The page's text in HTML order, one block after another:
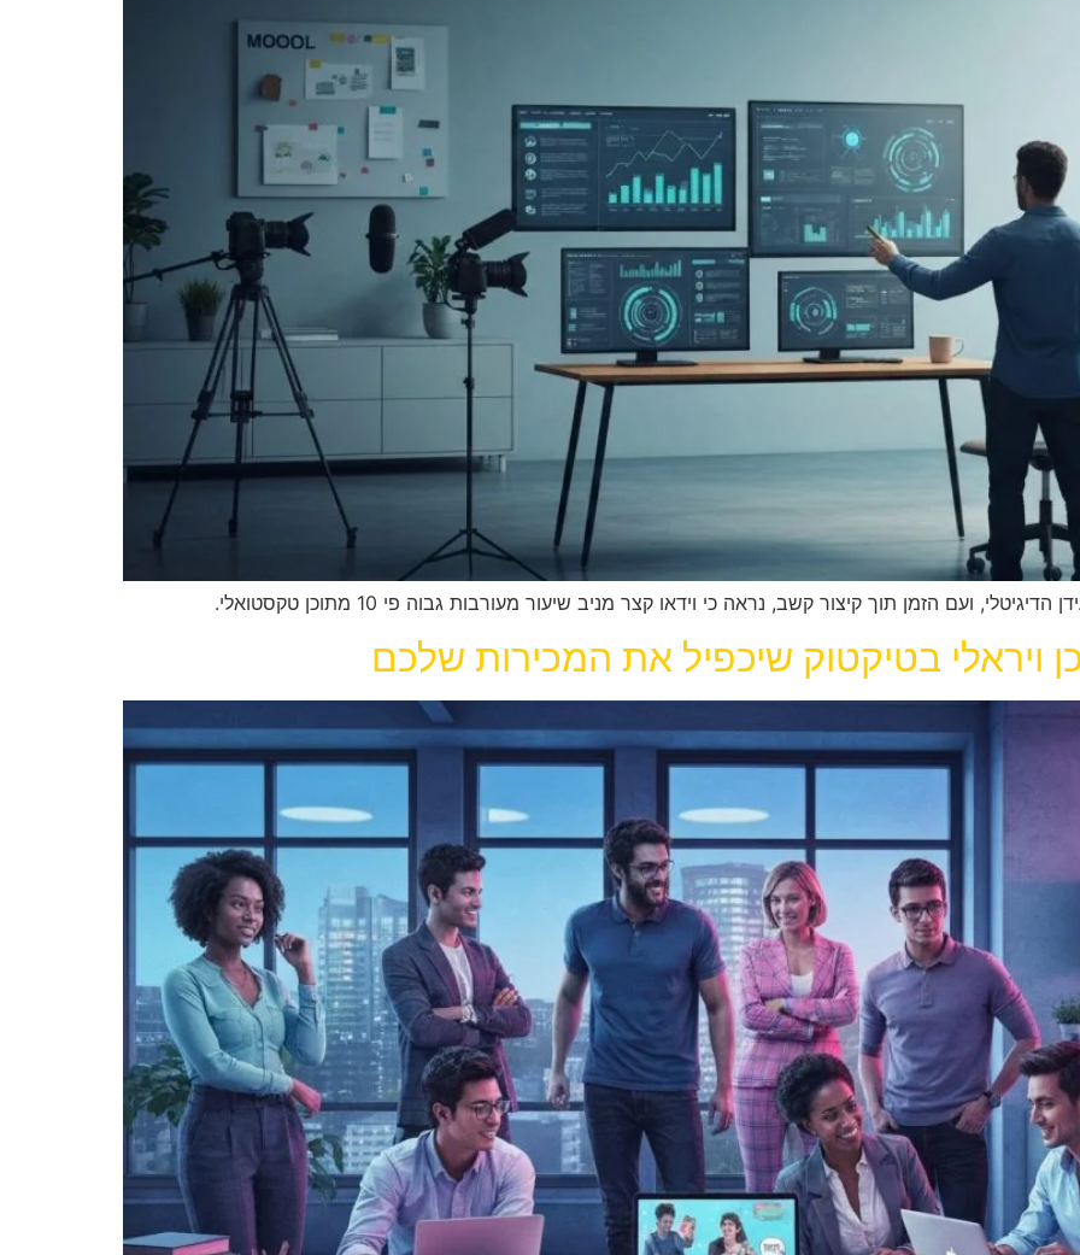
ועם הזמן תוך קיצור קשב, נראה כי וידאו קצר מניב שיעור מעורבות גבוה פי 10 מתוכן טקסטואלי.
ויראלי בטיקטוק שיכפיל את המכירות שלכם